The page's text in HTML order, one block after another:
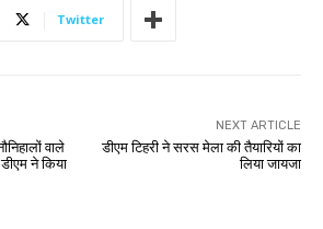
Twitter
वाले
ने किया
NEXT ARTICLE
डीएम टिहरी ने सरस मेला की तैयारियों का
लिया जायजा